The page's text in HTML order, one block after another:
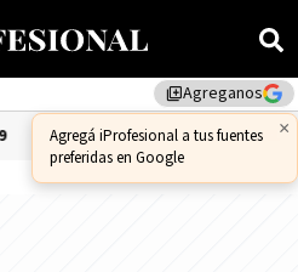
library_addAgreganos
×
Agregá iProfesional a tus fuentes
preferidas en Google
DÓLAR CCL$1,559.41